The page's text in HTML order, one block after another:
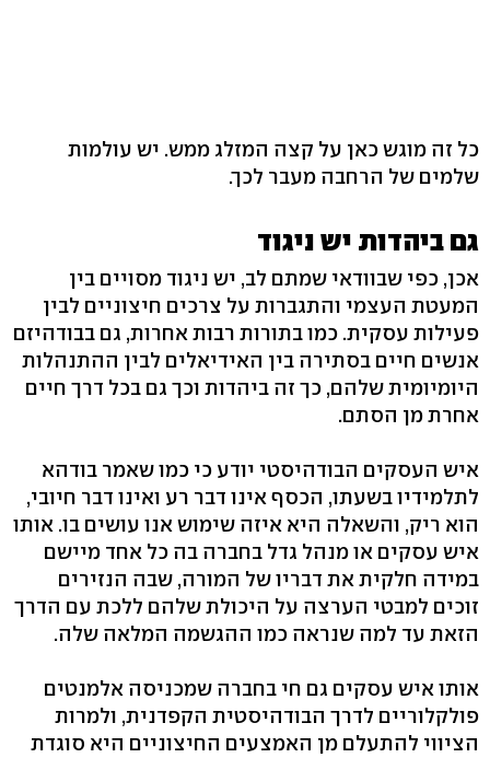
כל זה מוגש כאן על קצה המזלג ממש. יש עולמות
שלמים של הרחבה מעבר לכך.
גם ביהדות יש ניגוד
אכן, כפי שבוודאי שמתם לב, יש ניגוד מסויים בין
המעטת העצמי והתגברות על צרכים חיצוניים לבין
פעילות עסקית. כמו בתורות רבות אחרות, גם בבודהיזם
אנשים חיים בסתירה בין האידיאלים לבין ההתנהלות
היומיומית שלהם, כך זה ביהדות וכך גם בכל דרך חיים
אחרת מן הסתם.
איש העסקים הבודהיסטי יודע כי כמו שאמר בודהא
לתלמידיו בשעתו, הכסף אינו דבר רע ואינו דבר חיובי,
הוא ריק, והשאלה היא איזה שימוש אנו עושים בו. אותו
איש עסקים או מנהל גדל בחברה בה כל אחד מיישם
במידה חלקית את דבריו של המורה, שבה הנזירים
זוכים למבטי הערצה על היכולת שלהם ללכת עם הדרך
הזאת עד למה שנראה כמו ההגשמה המלאה שלה.
אותו איש עסקים גם חי בחברה שמכניסה אלמנטים
פולקלוריים לדרך הבודהיסטית הקפדנית, ולמרות
הציווי להתעלם מן האמצעים החיצוניים היא סוגדת